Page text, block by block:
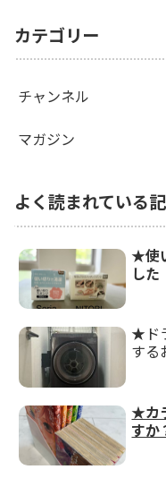
カテゴリー
チャンネル
マガジン
よく読まれている
★使
した
★ド
する
★カ
すか